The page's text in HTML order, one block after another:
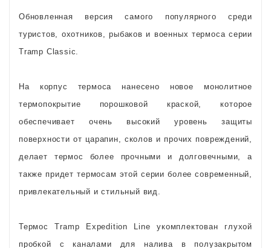
Обновленная версия самого популярного среди
туристов, охотников, рыбаков и военных термоса серии
Tramp Classic.
На корпус термоса нанесено новое монолитное
термопокрытие порошковой краской, которое
обеспечивает очень высокий уровень защиты
поверхности от царапин, сколов и прочих повреждений,
делает термос более прочными и долговечными, а
также придет термосам этой серии более современный,
привлекательный и стильный вид.
Термос Tramp Expedition Line укомплектован глухой
пробкой с каналами для налива в полузакрытом